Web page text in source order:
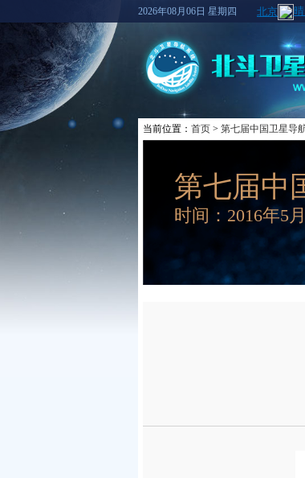
2026年08月06日 星期四
当前位置： 首页 > 第七届中国卫星导
第七届中
时间：2016年5